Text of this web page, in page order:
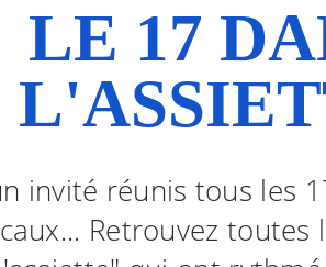
LE 17
invité réunis tous les
Retrouvez toutes